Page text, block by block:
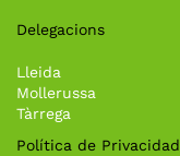
Delegacions
Lleida
Mollerussa
Tàrrega
Política de Privacidad